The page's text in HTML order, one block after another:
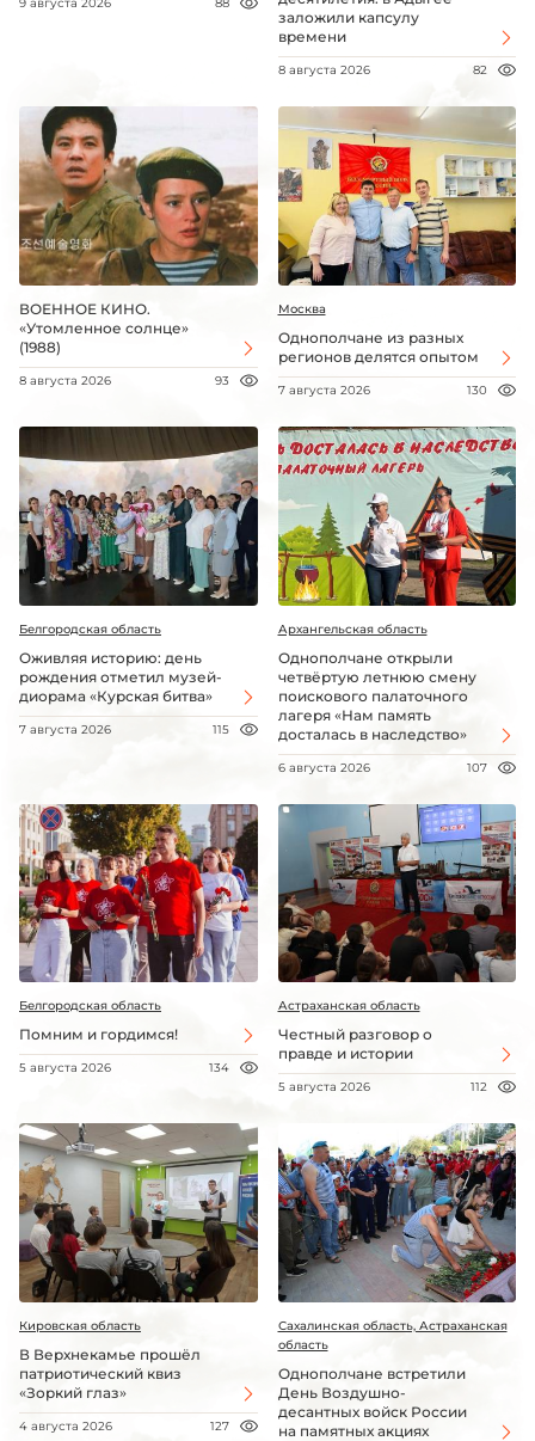
9 августа 2026 88
заложили капсулу
времени
8 августа 2026 82
ВОЕННОЕ КИНО.
«Утомленное солнце»
(1988)
8 августа 2026 93
Москва
Однополчане из разных
регионов делятся опытом
7 августа 2026 130
Белгородская область
Оживляя историю: день
рождения отметил музей-
диорама «Курская битва»
7 августа 2026 115
Архангельская область
Однополчане открыли
четвёртую летнюю смену
поискового палаточного
лагеря «Нам память
досталась в наследство»
6 августа 2026 107
Белгородская область
Помним и гордимся!
5 августа 2026 134
Астраханская область
Честный разговор о
правде и истории
5 августа 2026 112
Кировская область
В Верхнекамье прошёл
патриотический квиз
«Зоркий глаз»
4 августа 2026 127
Сахалинская область, Астраханская
область
Однополчане встретили
День Воздушно-
десантных войск России
на памятных акциях